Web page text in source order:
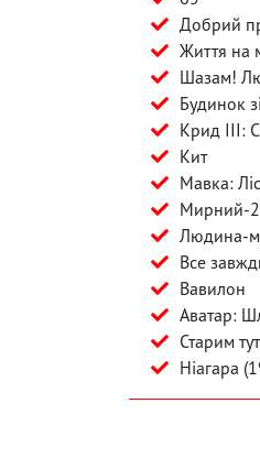
Добрий
Життя на
Шазам!
Будинок
Крид III:
Кит
Мавка:
Мирний-
Людина-
Все
Вавилон
Аватар:
Старим
Ніагара